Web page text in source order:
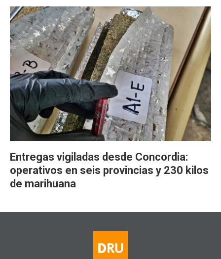
Entregas vigiladas desde Concordia:
operativos en seis provincias y 230 kilos
de marihuana